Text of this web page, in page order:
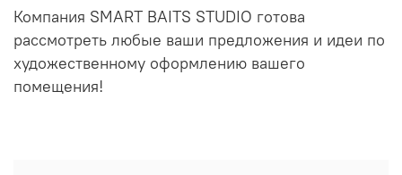
Компания SMART BAITS STUDIO готова
рассмотреть любые ваши предложения и идеи по
художественному оформлению вашего
помещения!